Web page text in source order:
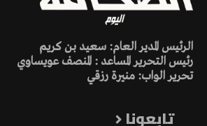
الرئيس المدير العام: سعيد بن كريم
رئيس التحرير المساعد : المنصف عويساوي
تحرير الواب: منيرة رزقي
تابعونا